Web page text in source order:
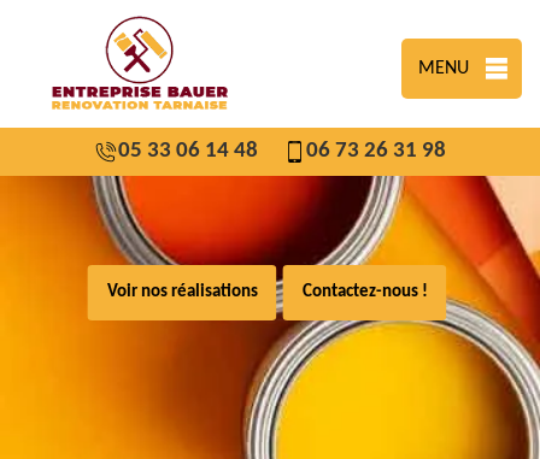
MENU
05 33 06 14 48 06 73 26 31 98
Voir nos réalisations Contactez-nous !